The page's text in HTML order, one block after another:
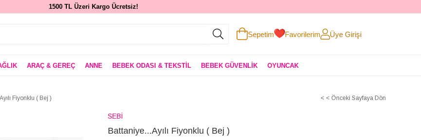
1500 TL Üzeri Kargo Ücretsiz!
Sepetim Favorilerim Üye Girişi
ARAÇ & GEREÇ ANNE BEBEK ODASI & TEKSTİL BEBEK GÜVENLİK OYUNCAK
Fiyonklu ( Bej ) < < Önceki Sayfaya Dön
SEBİ
Battaniye...Ayılı Fiyonklu ( Bej )